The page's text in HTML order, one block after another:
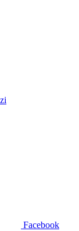
Facebook